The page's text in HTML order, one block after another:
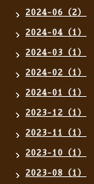
2024-06（2）
2024-04（1）
2024-03（1）
2024-02（1）
2024-01（1）
2023-12（1）
2023-11（1）
2023-10（1）
2023-08（1）